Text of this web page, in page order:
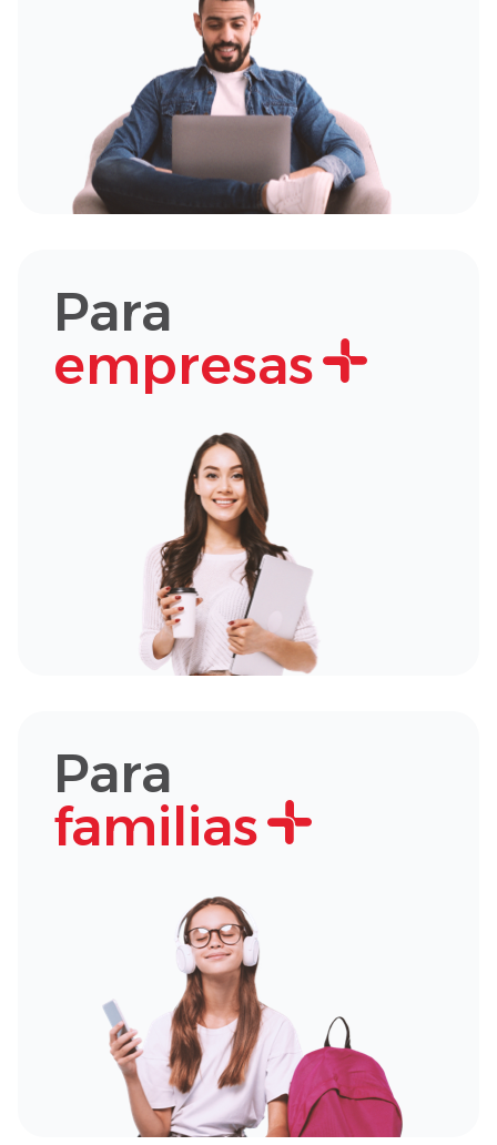
Para
empresas
Para
familias